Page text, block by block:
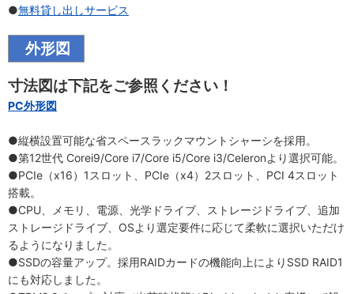
●無料貸し出しサービス
外形図
寸法図は下記をご参照ください！
PC外形図
●縦横設置可能な省スペースラックマウントシャーシを採用。
●第12世代 Corei9/Core i7/Core i5/Core i3/Celeronより選択可能。
●PCIe（x16）1スロット、PCIe（x4）2スロット、PCI 4スロット
搭載。
●CPU、メモリ、電源、光学ドライブ、ストレージドライブ、追加
ストレージドライブ、OSより選定要件に応じて柔軟に選択いただけ
るようになりました。
●SSDの容量アップ。採用RAIDカードの機能向上によりSSD RAID1
にも対応しました。